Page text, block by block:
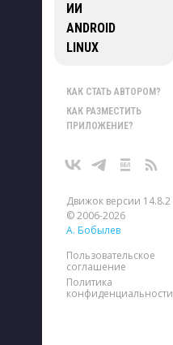
ИИ
ANDROID
LINUX
КАК СТАТЬ АВТОРОМ?
КАК РАЗМЕСТИТЬ
ПРИЛОЖЕНИЕ?
Движок версии 14.8.2
© 2006-2026
А. Бобылев
Пользовательское
соглашение
Политика
конфиденциальности